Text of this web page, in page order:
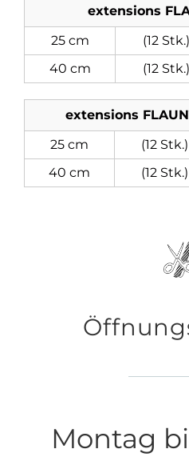
extensions
25 cm
(12 Stk.)
40 cm
(12 Stk.)
extensions
25 cm
(12 Stk.)
40 cm
(12 Stk.)
Montag